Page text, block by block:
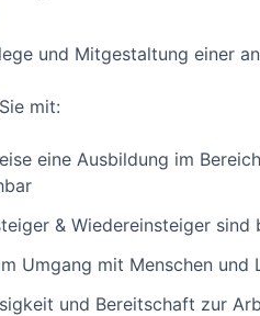
und Mitgestaltung einer
mit:
eine Ausbildung im
& Wiedereinsteiger
Umgang mit Menschen
und Bereitschaft zur